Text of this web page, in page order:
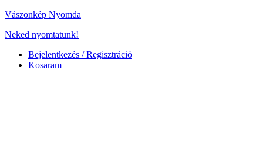
Vászonkép Nyomda
Neked nyomtatunk!
Bejelentkezés / Regisztráció
Kosaram